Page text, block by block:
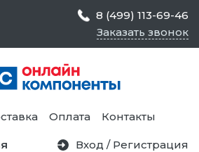
8 (499) 113-69-46
Заказать звонок
Оплата Контакты
Вход / Регистрация